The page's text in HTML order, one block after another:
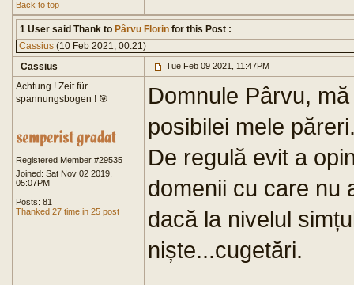
Back to top
1 User said Thank to Pârvu Florin for this Post :
Cassius (10 Feb 2021, 00:21)
Cassius
Tue Feb 09 2021, 11:47PM
Achtung ! Zeit für
spannungsbogen ! 🎯
Registered Member #29535
Joined: Sat Nov 02 2019,
05:07PM
Posts: 81
Thanked 27 time in 25 post
Domnule Pârvu,
posibilei mele
De regulă evit a
domenii cu care nu
dacă la nivelul
niște...cugetări.